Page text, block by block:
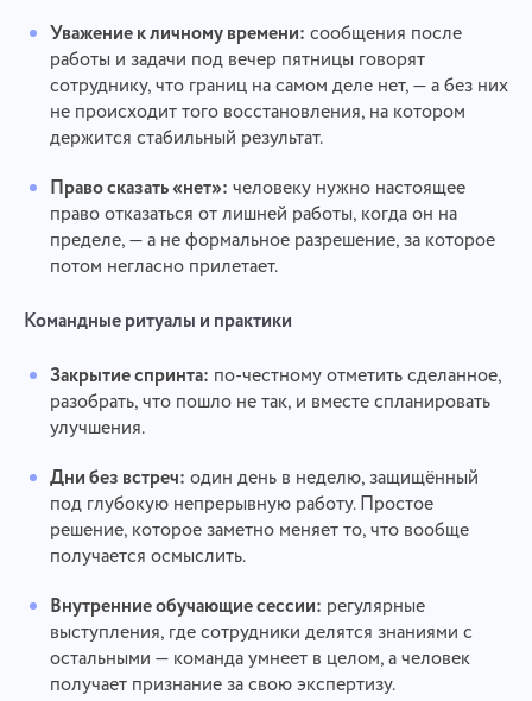
Уважение к личному времени: сообщения после
работы и задачи под вечер пятницы говорят
сотруднику, что границ на самом деле нет, — а без них
не происходит того восстановления, на котором
держится стабильный результат.
Право сказать «нет»: человеку нужно настоящее
право отказаться от лишней работы, когда он на
пределе, — а не формальное разрешение, за которое
потом негласно прилетает.
Командные ритуалы и практики
Закрытие спринта: по-честному отметить сделанное,
разобрать, что пошло не так, и вместе спланировать
улучшения.
Дни без встреч: один день в неделю, защищённый
под глубокую непрерывную работу. Простое
решение, которое заметно меняет то, что вообще
получается осмыслить.
Внутренние обучающие сессии: регулярные
выступления, где сотрудники делятся знаниями с
остальными — команда умнеет в целом, а человек
получает признание за свою экспертизу.